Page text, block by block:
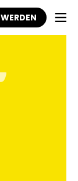
TICKET